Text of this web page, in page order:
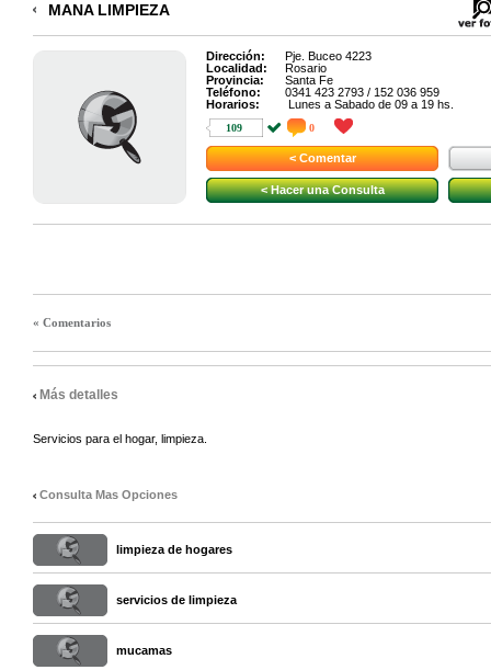
MANA LIMPIEZA
Dirección:
Pje. Buceo 4223
Localidad:
Rosario
Provincia:
Santa Fe
Teléfono:
0341 423 2793 / 152 036 959
Horarios:
Lunes a Sabado de 09 a 19 hs.
109 0
< Comentar
< Hacer una Consulta
« Comentarios
Más detalles
Servicios para el hogar, limpieza.
Consulta Mas Opciones
limpieza de hogares
servicios de limpieza
mucamas